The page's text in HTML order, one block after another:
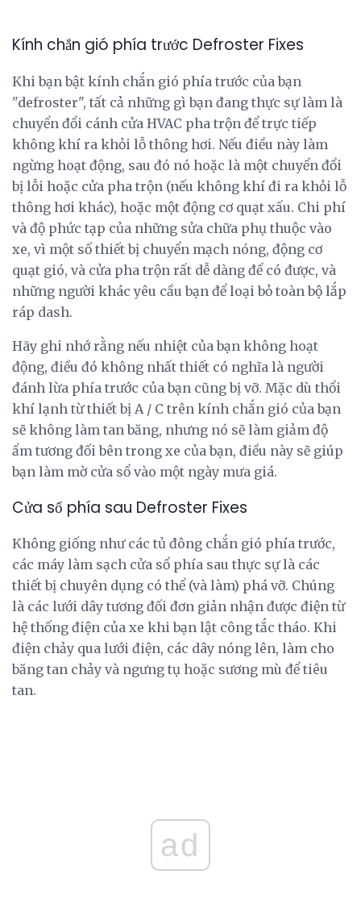
Kính chắn gió phía trước Defroster Fixes
Khi bạn bật kính chắn gió phía trước của bạn
"defroster", tất cả những gì bạn đang thực sự làm là
chuyển đổi cánh cửa HVAC pha trộn để trực tiếp
không khí ra khỏi lỗ thông hơi. Nếu điều này làm
ngừng hoạt động, sau đó nó hoặc là một chuyển đổi
bị lỗi hoặc cửa pha trộn (nếu không khí đi ra khỏi lỗ
thông hơi khác), hoặc một động cơ quạt xấu. Chi phí
và độ phức tạp của những sửa chữa phụ thuộc vào
xe, vì một số thiết bị chuyển mạch nóng, động cơ
quạt gió, và cửa pha trộn rất dễ dàng để có được, và
những người khác yêu cầu bạn để loại bỏ toàn bộ lắp
ráp dash.
Hãy ghi nhớ rằng nếu nhiệt của bạn không hoạt
động, điều đó không nhất thiết có nghĩa là người
đánh lừa phía trước của bạn cũng bị vỡ. Mặc dù thổi
khí lạnh từ thiết bị A / C trên kính chắn gió của bạn
sẽ không làm tan băng, nhưng nó sẽ làm giảm độ
ẩm tương đối bên trong xe của bạn, điều này sẽ giúp
bạn làm mờ cửa sổ vào một ngày mưa giá.
Cửa sổ phía sau Defroster Fixes
Không giống như các tủ đông chắn gió phía trước,
các máy làm sạch cửa sổ phía sau thực sự là các
thiết bị chuyên dụng có thể (và làm) phá vỡ. Chúng
là các lưới dây tương đối đơn giản nhận được điện từ
hệ thống điện của xe khi bạn lật công tắc tháo. Khi
điện chảy qua lưới điện, các dây nóng lên, làm cho
băng tan chảy và ngưng tụ hoặc sương mù để tiêu
tan.
ad